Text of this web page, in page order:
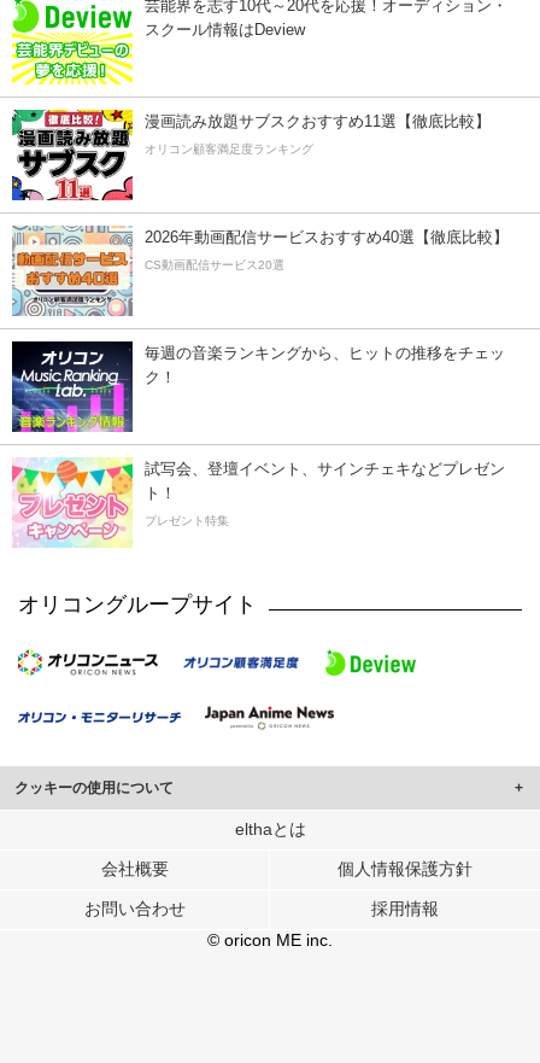
芸能界を志す10代～20代を応援！オーディション・
スクール情報はDeview
漫画読み放題サブスクおすすめ11選【徹底比較】
オリコン顧客満足度ランキング
2026年動画配信サービスおすすめ40選【徹底比較】
CS動画配信サービス20選
毎週の音楽ランキングから、ヒットの推移をチェッ
ク！
試写会、登壇イベント、サインチェキなどプレゼン
ト！
プレゼント特集
オリコングループサイト
クッキーの使用について
このサイトでは Cookie を使用して、ユーザーに合わせたコンテンツや広告の
行っています。
メディアや広告配信、データ解析の各パートナーに提供しています。
各パートナーは、この情報とユーザーが各パートナーに提供した他の情報や、
ユーザーが各パートナーのサービスを使用したときに収集した他の情報を組み
elthaとは
会社概要 個人情報保護方針
お問い合わせ
採用情報
© oricon ME inc.